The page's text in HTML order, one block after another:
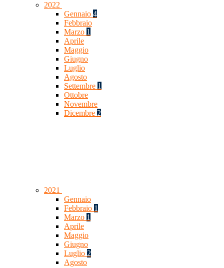
2022
Gennaio 4
Febbraio
Marzo 1
Aprile
Maggio
Giugno
Luglio
Agosto
Settembre 1
Ottobre
Novembre
Dicembre 2
2021
Gennaio
Febbraio 1
Marzo 1
Aprile
Maggio
Giugno
Luglio 2
Agosto